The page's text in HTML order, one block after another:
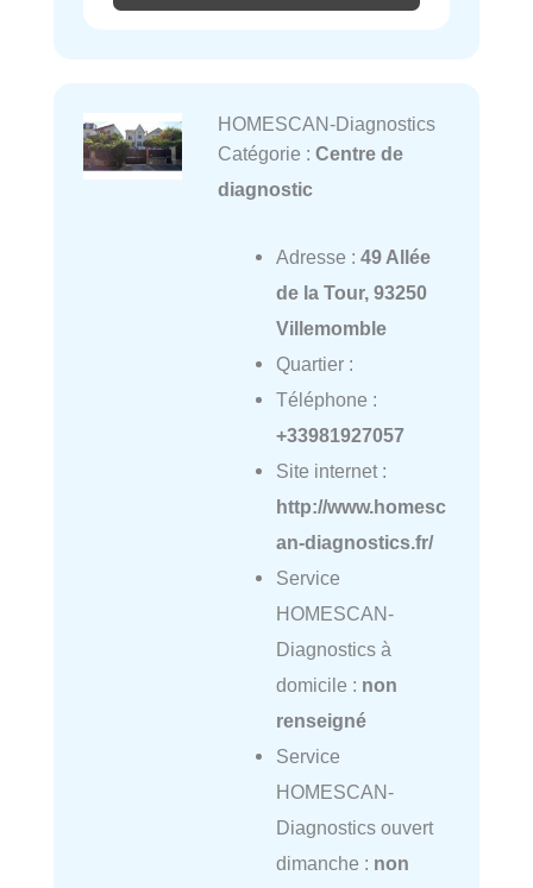
HOMESCAN-Diagnostics
Catégorie : Centre de
diagnostic
Adresse : 49 Allée
de la Tour, 93250
Villemomble
Quartier :
Téléphone :
+33981927057
Site internet :
http://www.homesc
an-diagnostics.fr/
Service
HOMESCAN-
Diagnostics à
domicile : non
renseigné
Service
HOMESCAN-
Diagnostics ouvert
dimanche : non